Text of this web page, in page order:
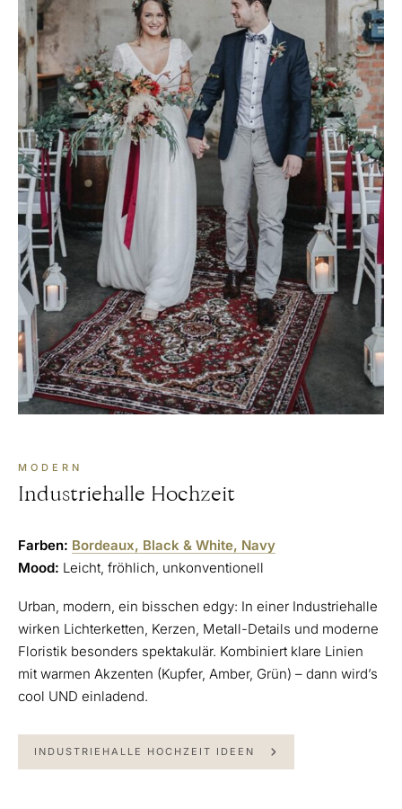
MODERN
Industriehalle Hochzeit
Farben: Bordeaux, Black & White, Navy
Mood: Leicht, fröhlich, unkonventionell
Urban, modern, ein bisschen edgy: In einer Industriehalle
wirken Lichterketten, Kerzen, Metall-Details und moderne
Floristik besonders spektakulär. Kombiniert klare Linien
mit warmen Akzenten (Kupfer, Amber, Grün) – dann wird’s
cool UND einladend.
INDUSTRIEHALLE HOCHZEIT IDEEN